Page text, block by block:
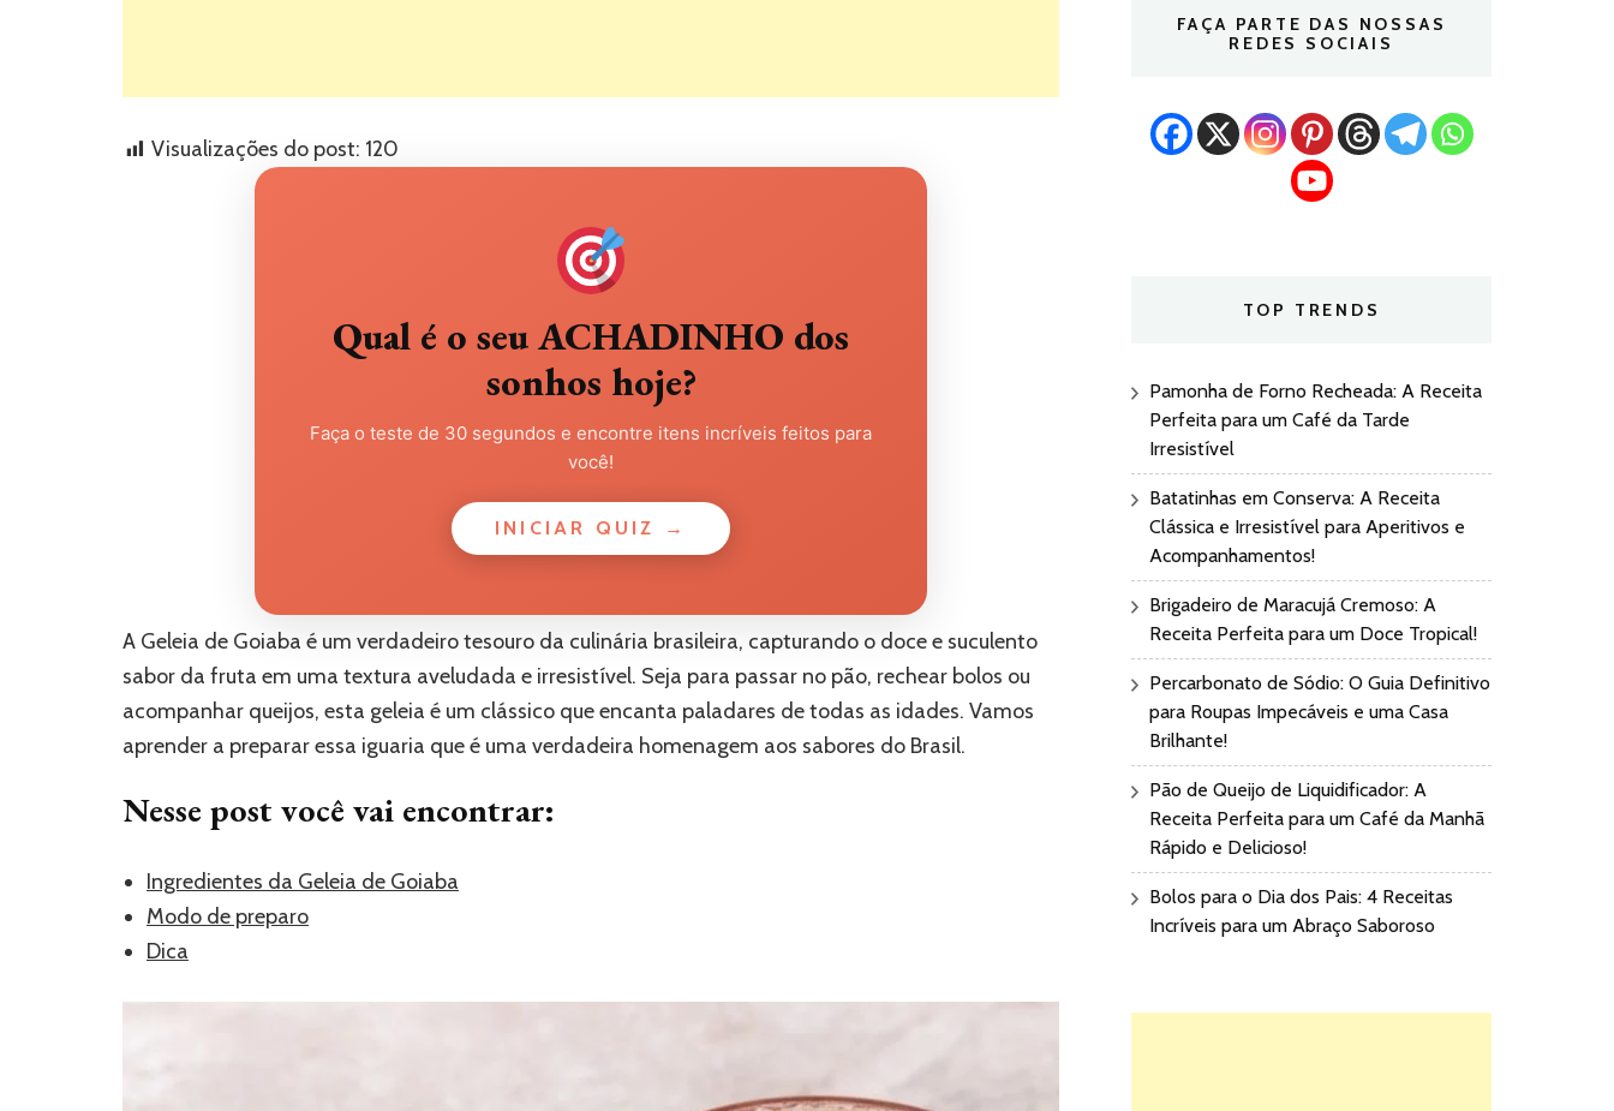
Visualizações do post: 120
Qual é o seu ACHADINHO dos
sonhos hoje?
Faça o teste de 30 segundos e encontre itens incríveis feitos para
você!
INICIAR QUIZ →
A Geleia de Goiaba é um verdadeiro tesouro da culinária brasileira, capturando o doce e suculento
sabor da fruta em uma textura aveludada e irresistível. Seja para passar no pão, rechear bolos ou
acompanhar queijos, esta geleia é um clássico que encanta paladares de todas as idades. Vamos
aprender a preparar essa iguaria que é uma verdadeira homenagem aos sabores do Brasil.
Nesse post você vai encontrar:
Ingredientes da Geleia de Goiaba
Modo de preparo
Dica
FAÇA PARTE DAS NOSSAS
REDES SOCIAIS
TOP TRENDS
Pamonha de Forno Recheada: A Receita
Perfeita para um Café da Tarde
Irresistível
Batatinhas em Conserva: A Receita
Clássica e Irresistível para Aperitivos e
Acompanhamentos!
Brigadeiro de Maracujá Cremoso: A
Receita Perfeita para um Doce Tropical!
Percarbonato de Sódio: O Guia Definitivo
para Roupas Impecáveis e uma Casa
Brilhante!
Pão de Queijo de Liquidificador: A
Receita Perfeita para um Café da Manhã
Rápido e Delicioso!
Bolos para o Dia dos Pais: 4 Receitas
Incríveis para um Abraço Saboroso